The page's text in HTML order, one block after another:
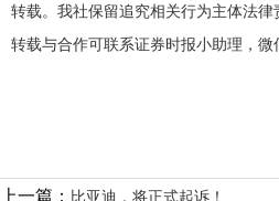
转载。我社保留追究相关行为主体法律
转载与合作可联系证券时报小助理，微
上一篇： 比亚迪，将正式起诉！